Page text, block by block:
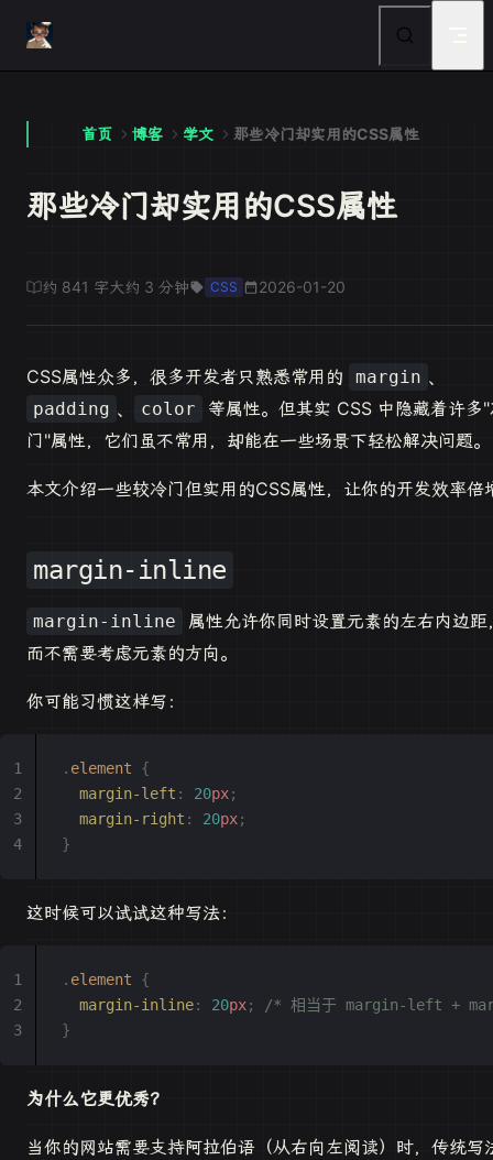
Skip to content
首页 博客 学文 那些冷门却实用的CSS属性
那些冷门却实用的CSS属性
约 841 字大约 3 分钟 CSS 2026-01-20
CSS属性众多，很多开发者只熟悉常用的 margin 、
padding 、 color
等属性。但其实 CSS 中隐藏着许多
门"属性，它们虽不常用，却能在一些场景下轻松解决问题。
本文介绍一些较冷门但实用的CSS属性，让你的开发效率倍
margin-inline
margin-inline
属性允许你同时设置元素的左右内边距
而不需要考虑元素的方向。
你可能习惯这样写：
. element {
  margin-left
: 20px;
  margin-right
: 20px;
}
这时候可以试试这种写法：
. element {
  margin-inline
: 20px;
/* 相当于 margin-left +
}
为什么它更优秀？
当你的网站需要支持阿拉伯语（从右向左阅读）时，传统写